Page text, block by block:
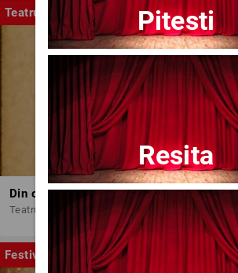
Teatru
Din oala babei nebune
Teatrul Amzei
Festival
Pitesti
Resita